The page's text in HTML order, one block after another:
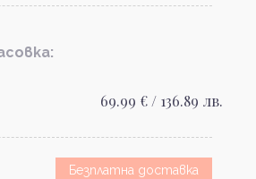
69.99 € / 136.89 лв.
Безплатна доставка